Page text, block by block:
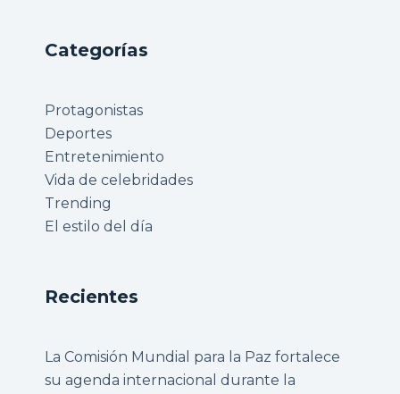
Categorías
Protagonistas
Deportes
Entretenimiento
Vida de celebridades
Trending
El estilo del día
Recientes
La Comisión Mundial para la Paz fortalece
su agenda internacional durante la